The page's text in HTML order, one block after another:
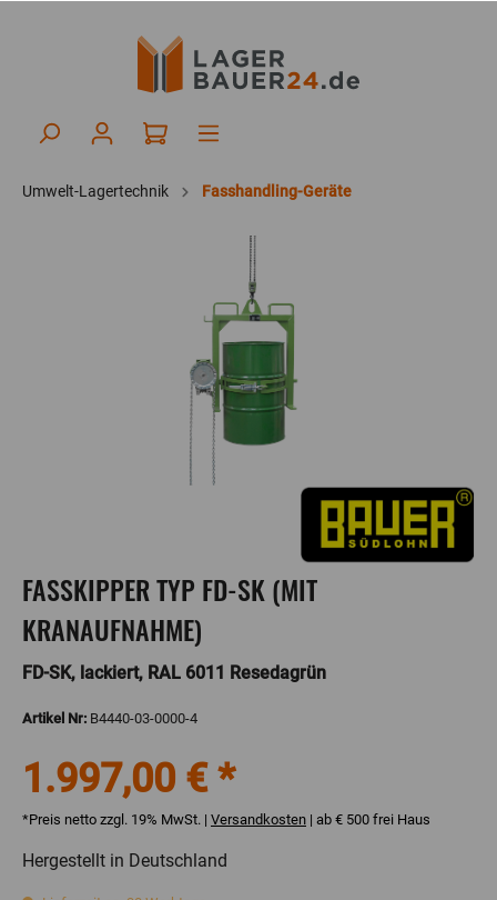
Umwelt-Lagertechnik Fasshandling-Geräte
FASSKIPPER TYP FD-SK (MIT
KRANAUFNAHME)
FD-SK, lackiert, RAL 6011 Resedagrün
Artikel Nr: B4440-03-0000-4
1.997,00 € *
*Preis netto zzgl. 19% MwSt. | Versandkosten | ab € 500 frei Haus
Hergestellt in Deutschland